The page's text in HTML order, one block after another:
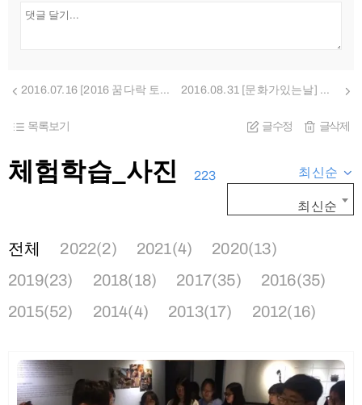
2016.07.16 [2016 꿈다락 토요문화학교] 미술관 속 감성여행, 한지로 만나는 전통공예 이야기 어린이프로그램 2016.08.31 [문화가있는날] 큐레이터와 함께 하는 예술작품 깊게 들여다보기_전통공예와 철학이 있는 미술이야기
목록보기 글수정 글삭제
체험학습_사진 223 최신순
최신순
전체 2022(2) 2021(4)
2020(13)
2019(23)
2018(18) 2017(35)
2016(35)
2015(52)
2014(4) 2013(17) 2012(16)